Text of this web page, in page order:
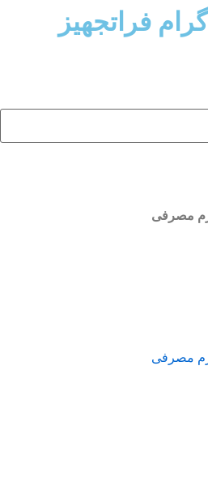
فراتجهیز
مصرفی
مصرفی